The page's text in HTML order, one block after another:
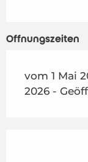
ab 29
Öffnungszeiten
vom 1 Mai
2026 -